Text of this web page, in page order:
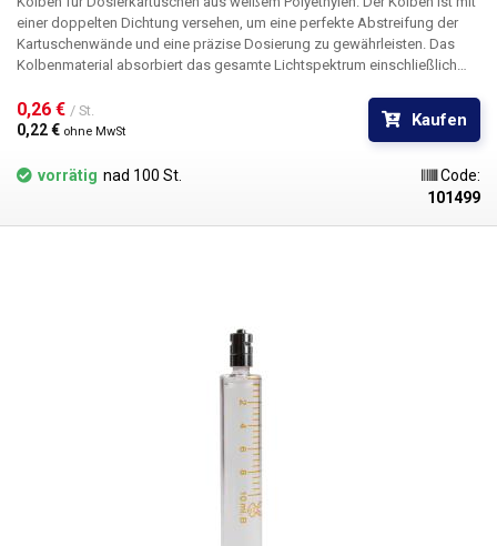
einer doppelten Dichtung versehen, um eine perfekte Abstreifung der
Kartuschenwände und eine präzise Dosierung zu gewährleisten. Das
Kolbenmaterial absorbiert das gesamte Lichtspektrum einschließlich
das Einsetzen des Stopfens in die Kartusche wird deren Inhalt
zuverlässig luftdicht verschlossen.
0,26 € / St.
0,22 € ohne MwSt
Kaufen
vorrätig nad 100 St.
Code:
101499